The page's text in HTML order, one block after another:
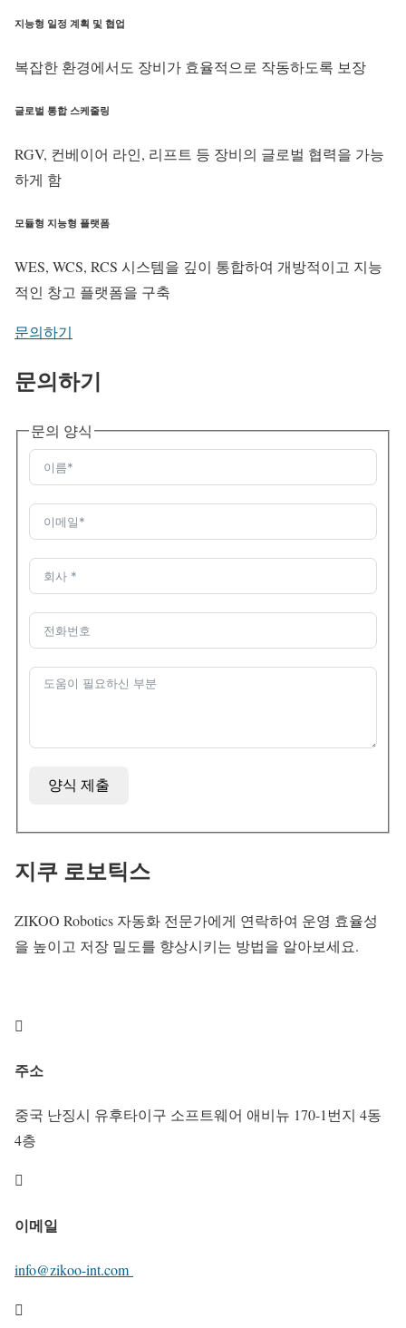
지능형 일정 계획 및 협업
복잡한 환경에서도 장비가 효율적으로 작동하도록 보장
글로벌 통합 스케줄링
RGV, 컨베이어 라인, 리프트 등 장비의 글로벌 협력을 가능
하게 함
모듈형 지능형 플랫폼
WES, WCS, RCS 시스템을 깊이 통합하여 개방적이고 지능
적인 창고 플랫폼을 구축
문의하기
문의하기
문의 양식
양식 제출
지쿠 로보틱스
ZIKOO Robotics 자동화 전문가에게 연락하여 운영 효율성
을 높이고 저장 밀도를 향상시키는 방법을 알아보세요.

주소
중국 난징시 유후타이구 소프트웨어 애비뉴 170-1번지 4동
4층

이메일
info@zikoo-int.com
